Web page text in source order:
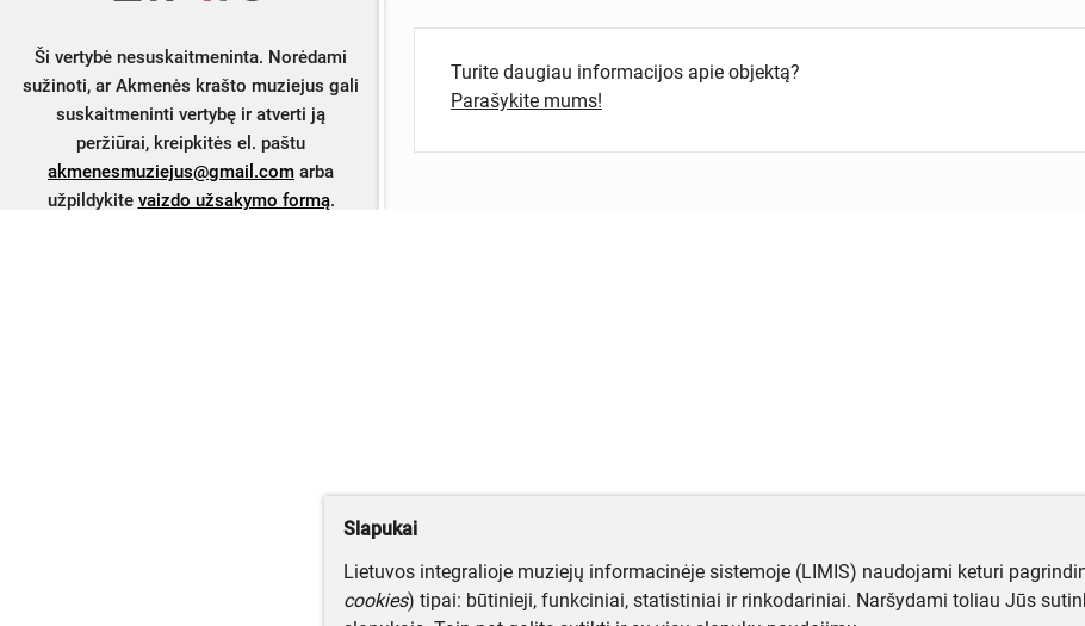
Ši vertybė nesuskaitmeninta. Norėdami
sužinoti, ar Akmenės krašto muziejus gali
suskaitmeninti vertybę ir atverti ją
peržiūrai, kreipkitės el. paštu
akmenesmuziejus@gmail.com arba
užpildykite vaizdo užsakymo formą.
Turite daugiau informacijos apie objektą?
Parašykite mums!
Slapukai
Lietuvos integralioje muziejų informacinėje sistemoje (LIMIS) naudojami keturi
cookies) tipai: būtinieji, funkciniai, statistiniai ir rinkodariniai. Naršydami toliau Jūs